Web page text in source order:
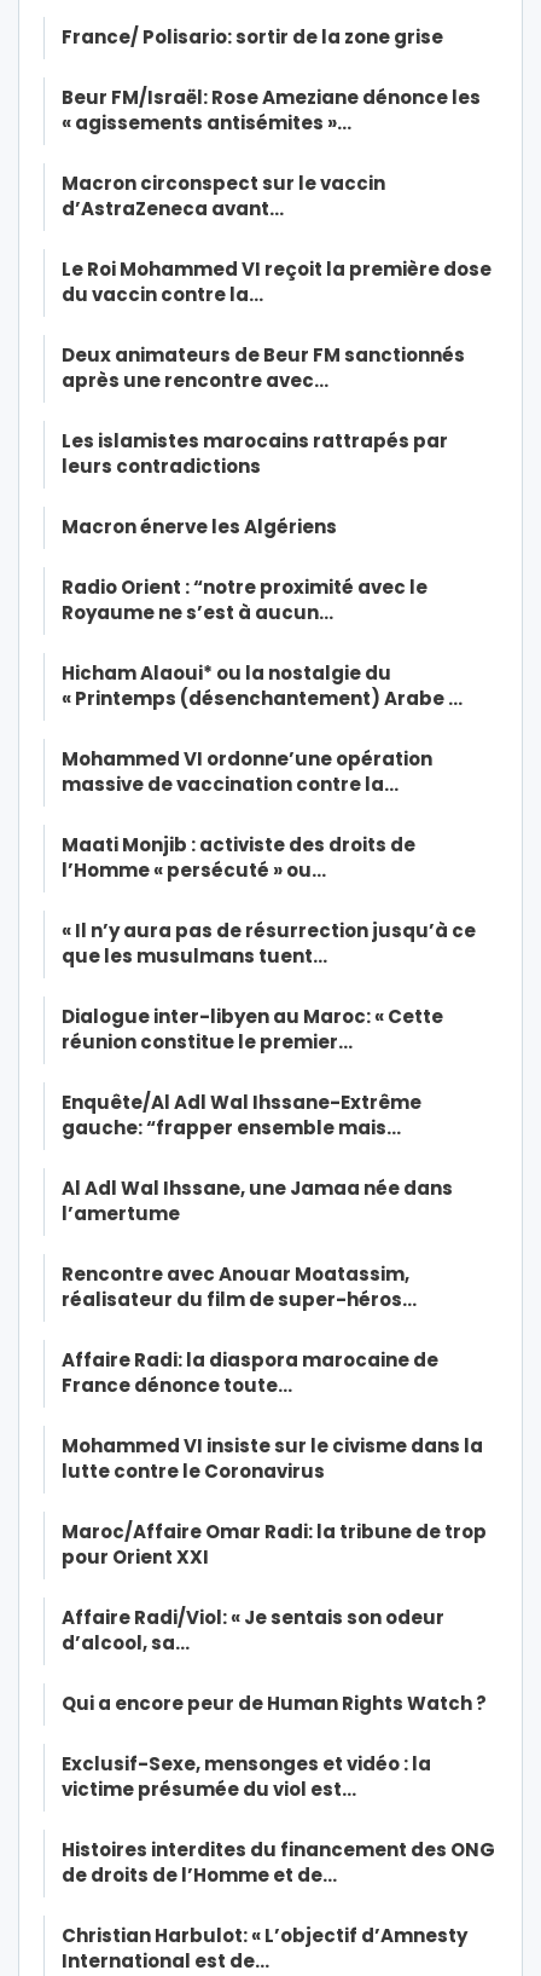
France/ Polisario: sortir de la zone grise
Beur FM/Israël: Rose Ameziane dénonce les
« agissements antisémites »…
Macron circonspect sur le vaccin
d’AstraZeneca avant…
Le Roi Mohammed VI reçoit la première dose
du vaccin contre la…
Deux animateurs de Beur FM sanctionnés
après une rencontre avec…
Les islamistes marocains rattrapés par
leurs contradictions
Macron énerve les Algériens
Radio Orient : “notre proximité avec le
Royaume ne s’est à aucun…
Hicham Alaoui* ou la nostalgie du
« Printemps (désenchantement) Arabe …
Mohammed VI ordonne’une opération
massive de vaccination contre la…
Maati Monjib : activiste des droits de
l’Homme « persécuté » ou…
« Il n’y aura pas de résurrection jusqu’à ce
que les musulmans tuent…
Dialogue inter-libyen au Maroc: « Cette
réunion constitue le premier…
Enquête/Al Adl Wal Ihssane-Extrême
gauche: “frapper ensemble mais…
Al Adl Wal Ihssane, une Jamaa née dans
l’amertume
Rencontre avec Anouar Moatassim,
réalisateur du film de super-héros…
Affaire Radi: la diaspora marocaine de
France dénonce toute…
Mohammed VI insiste sur le civisme dans la
lutte contre le Coronavirus
Maroc/Affaire Omar Radi: la tribune de trop
pour Orient XXI
Affaire Radi/Viol: « Je sentais son odeur
d’alcool, sa…
Qui a encore peur de Human Rights Watch ?
Exclusif-Sexe, mensonges et vidéo : la
victime présumée du viol est…
Histoires interdites du financement des ONG
de droits de l’Homme et de…
Christian Harbulot: « L’objectif d’Amnesty
International est de…